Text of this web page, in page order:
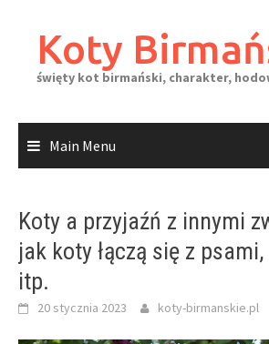
contentKoty
święty kot birmański, charakter,
Main Menu
Koty a przyjaźń z innymi
jak koty łączą się z
itp.
20 stycznia 2023 koty-birmanskie.pl